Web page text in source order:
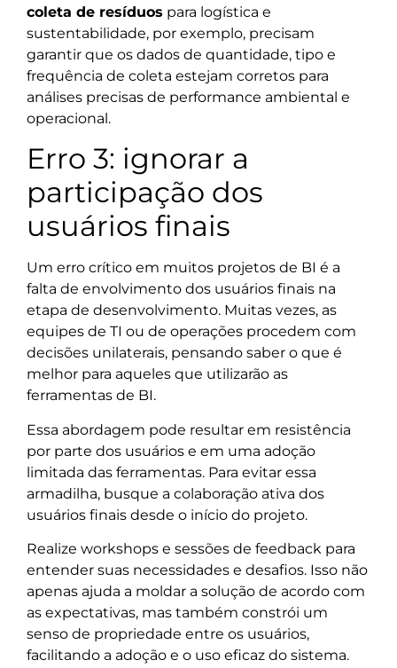
coleta de resíduos para logística e
sustentabilidade, por exemplo, precisam
garantir que os dados de quantidade, tipo e
frequência de coleta estejam corretos para
análises precisas de performance ambiental e
operacional.
Erro 3: ignorar a
participação dos
usuários finais
Um erro crítico em muitos projetos de BI é a
falta de envolvimento dos usuários finais na
etapa de desenvolvimento. Muitas vezes, as
equipes de TI ou de operações procedem com
decisões unilaterais, pensando saber o que é
melhor para aqueles que utilizarão as
ferramentas de BI.
Essa abordagem pode resultar em resistência
por parte dos usuários e em uma adoção
limitada das ferramentas. Para evitar essa
armadilha, busque a colaboração ativa dos
usuários finais desde o início do projeto.
Realize workshops e sessões de feedback para
entender suas necessidades e desafios. Isso não
apenas ajuda a moldar a solução de acordo com
as expectativas, mas também constrói um
senso de propriedade entre os usuários,
facilitando a adoção e o uso eficaz do sistema.